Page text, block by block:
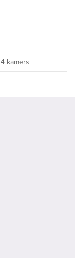
4 kamers